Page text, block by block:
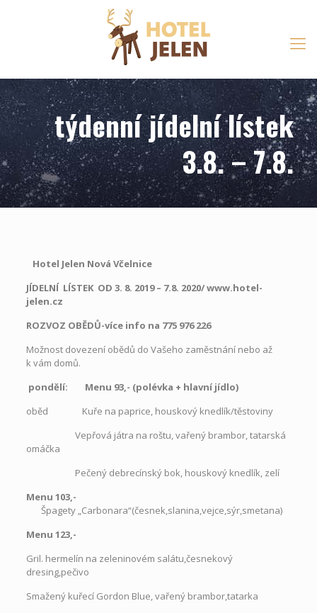
týdenní jídelní lístek
3.8. – 7.8.
Hotel Jelen Nová Včelnice
JÍDELNÍ LÍSTEK OD 3. 8. 2019 – 7.8. 2020/ www.hotel-
jelen.cz
ROZVOZ OBĚDŮ-více info na 775 976 226
Možnost dovezení obědů do Vašeho zaměstnání nebo až
k vám domů.
pondělí: Menu 93,- (polévka + hlavní jídlo)
oběd Kuře na paprice, houskový knedlík/těstoviny
Vepřová játra na roštu, vařený brambor, tatarská
omáčka
Pečený debrecínský bok, houskový knedlík, zelí
Menu 103,-
Špagety „Carbonara“(česnek,slanina,vejce,sýr,smetana)
Menu 123,-
Gril. hermelín na zeleninovém salátu,česnekový
dresing,pečivo
Smažený kuřecí Gordon Blue, vařený brambor,tatarka